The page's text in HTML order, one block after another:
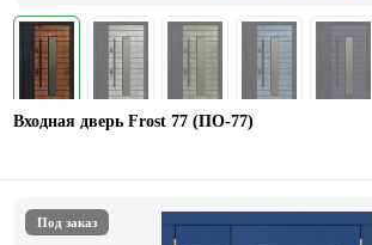
Входная дверь Frost 77 (ПО-77)
Под заказ